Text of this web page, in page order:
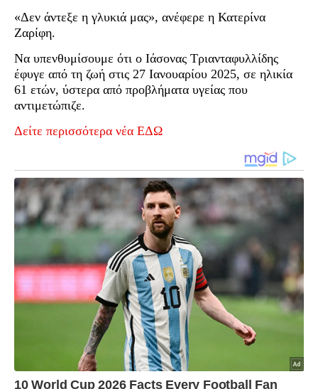
«Δεν άντεξε η γλυκιά μας», ανέφερε η Κατερίνα
Ζαρίφη.
Να υπενθυμίσουμε ότι ο Ιάσονας Τριανταφυλλίδης
έφυγε από τη ζωή στις 27 Ιανουαρίου 2025, σε ηλικία
61 ετών, ύστερα από προβλήματα υγείας που
αντιμετώπιζε.
Δείτε περισσότερα νέα ΕΔΩ